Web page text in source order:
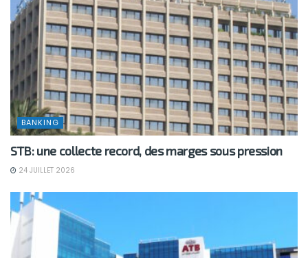
BANKING
STB: une collecte record, des marges sous pression
24 JUILLET 2026